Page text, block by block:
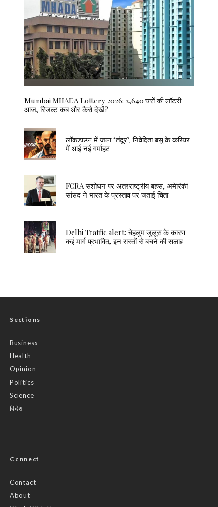
Mumbai MHADA Lottery 2026: 2,640 घरों की लॉटरी
आज, रिजल्ट कब और कैसे देखें?
लॉकडाउन में जला ‘तंदूर’, निवेदिता बसु के करियर
में आई नई गर्माहट
FCRA संशोधन पर अंतरराष्ट्रीय बहस, अमेरिकी
सांसद ने भारत के प्रस्ताव पर जताई चिंता
Delhi Traffic alert: चेहलुम जुलूस के कारण
कई मार्ग प्रभावित, इन रास्तों से बचने की सलाह
Sections
Business
Health
Opinion
Politics
Science
विदेश
Connect
Contact
About